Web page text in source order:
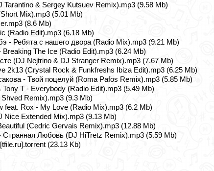
Tarantino & Sergey Kutsuev Remix).mp3 (9.58 Mb)
Mix).mp3 (5.01 Mb)
(8.6 Mb)
(Radio Edit).mp3 (6.18 Mb)
- Ребята с нашего двора (Radio Mix).mp3 (9.21 Mb)
Breaking The Ice (Radio Edit).mp3 (6.24 Mb)
(DJ Nejtrino & DJ Stranger Remix).mp3 (7.67 Mb)
2k13 (Crystal Rock & Funkfreshs Ibiza Edit).mp3 (6.25 Mb)
- Твой поцелуй (Roma Pafos Remix).mp3 (5.85 Mb)
T - Everybody (Radio Edit).mp3 (5.49 Mb)
Remix).mp3 (9.3 Mb)
feat. Rox - My Love (Radio Mix).mp3 (6.2 Mb)
Nice Extended Mix).mp3 (9.13 Mb)
(Cedric Gervais Remix).mp3 (12.88 Mb)
Любовь (DJ HiTretz Remix).mp3 (5.59 Mb)
(23.13 Kb)